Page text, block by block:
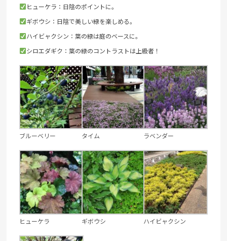
ヒューケラ：日陰のポイントに。
ギボウシ：日陰で美しい緑を楽しめる。
ハイビャクシン：葉の緑は庭のベースに。
シロエダギク：葉の緑のコントラストは上級者！
ブルーベリー タイム ラベンダー
ヒューケラ ギボウシ ハイビャクシン